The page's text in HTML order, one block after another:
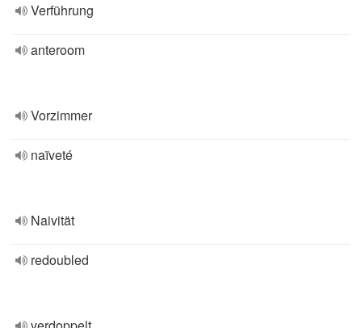
Verführung
anteroom
Vorzimmer
naïveté
Naivität
redoubled